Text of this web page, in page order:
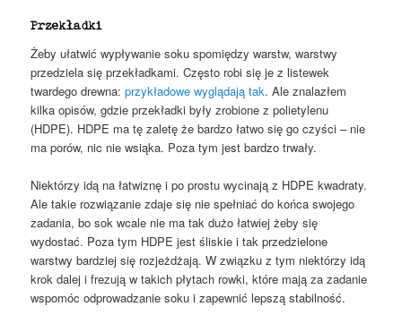
Przekładki
Żeby ułatwić wypływanie soku spomiędzy warstw, warstwy
przedziela się przekładkami. Często robi się je z listewek
twardego drewna:przykładowe wyglądają tak. Ale znalazłem
kilka opisów, gdzie przekładki były zrobione z polietylenu
(HDPE). HDPE ma tę zaletę że bardzo łatwo się go czyści – nie
ma porów, nic nie wsiąka. Poza tym jest bardzo trwały.
Niektórzy idą na łatwiznę i po prostu wycinają z HDPE kwadraty.
Ale takie rozwiązanie zdaje się nie spełniać do końca swojego
zadania, bo sok wcale nie ma tak dużo łatwiej żeby się
wydostać. Poza tym HDPE jest śliskie i tak przedzielone
warstwy bardziej się rozjeżdżają. W związku z tym niektórzy idą
krok dalej i frezują w takich płytach rowki, które mają za zadanie
wspomóc odprowadzanie soku i zapewnić lepszą stabilność.